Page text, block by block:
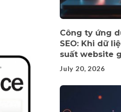
Công ty ứng
SEO: Khi dữ
suất website
July 20, 2026